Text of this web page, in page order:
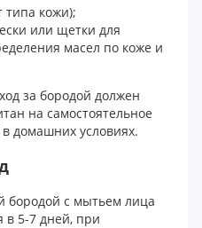
типа кожи);
или щетки для
масел по коже и
за бородой должен
на самостоятельное
домашних условиях.
бородой с мытьем лица
в 5-7 дней, при